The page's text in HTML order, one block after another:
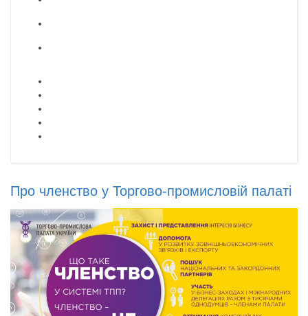
Про членство у Торгово-промисловій палаті